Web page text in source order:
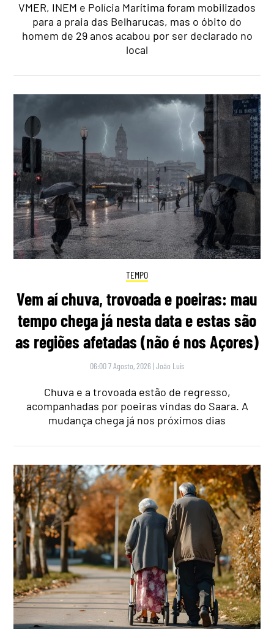
VMER, INEM e Polícia Marítima foram mobilizados
para a praia das Belharucas, mas o óbito do
homem de 29 anos acabou por ser declarado no
local
TEMPO
Vem aí chuva, trovoada e poeiras: mau
tempo chega já nesta data e estas são
as regiões afetadas (não é nos Açores)
06:00 7 Agosto, 2026 |João Luís
Chuva e a trovoada estão de regresso,
acompanhadas por poeiras vindas do Saara. A
mudança chega já nos próximos dias